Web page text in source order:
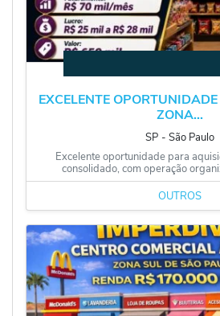
EXCELENTE
ZONA...
SP ‐ São Paulo
Excelente oportunidade para
consolidado, com operação
OUTROS